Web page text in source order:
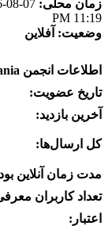
زمان محلی:
11:19 PM
وضعیت: آفلاین
اطلاعات انجمن delania
تاریخ عضویت:
آخرین بازدید:
کل ارسال‌ها:
مدت زمان آنلاین
تعداد کاربران
اعتبار: